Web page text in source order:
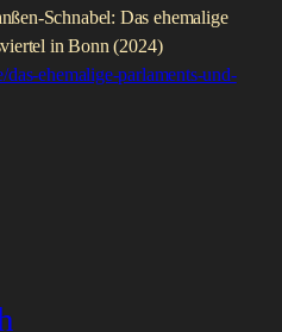
Schnabel: Das ehemalige
in Bonn (2024)
ehemalige-parlaments-und-